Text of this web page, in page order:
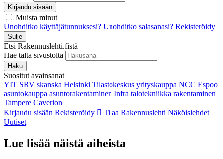
Kirjaudu sisään
Muista minut
Unohditko käyttäjätunnuksesi? Unohditko salasanasi? Rekisteröidy
Sulje
Etsi Rakennuslehti.fistä
Hae tältä sivustolta
Haku
Suositut avainsanat
YIT SRV skanska Helsinki Tilastokeskus yrityskauppa NCC Espoo
asuntokauppa asuntorakentaminen Infra talotekniikka rakentaminen
Tampere Caverion
Kirjaudu sisään Rekisteröidy Tilaa Rakennuslehti Näköislehdet
Uutiset
Lue lisää näistä aiheista